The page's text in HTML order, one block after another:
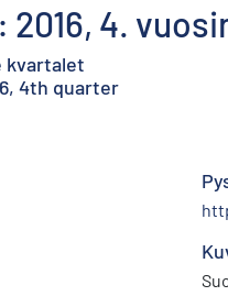
4.
kvartalet
4th quarter